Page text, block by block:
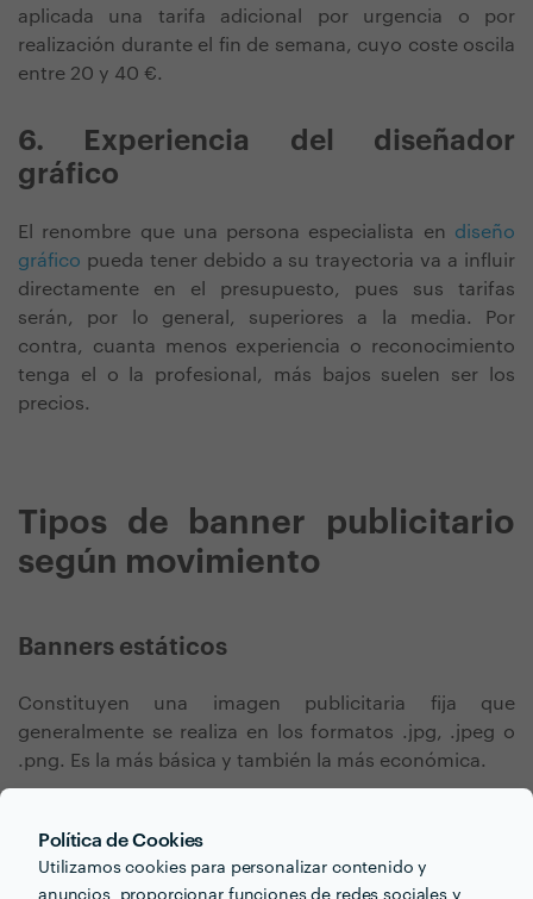
Política de Cookies
Utilizamos cookies para personalizar contenido y
anuncios, proporcionar funciones de redes sociales y
aplicada una tarifa adicional por urgencia o por
realización durante el fin de semana, cuyo coste oscila
entre 20 y 40 €.
6. Experiencia del diseñador
gráfico
El renombre que una persona especialista en diseño
gráfico pueda tener debido a su trayectoria va a influir
directamente en el presupuesto, pues sus tarifas
serán, por lo general, superiores a la media. Por
contra, cuanta menos experiencia o reconocimiento
tenga el o la profesional, más bajos suelen ser los
precios.
Tipos de banner publicitario
según movimiento
Banners estáticos
Constituyen una imagen publicitaria fija que
generalmente se realiza en los formatos .jpg, .jpeg o
.png. Es la más básica y también la más económica.
La animación es la solución publicitaria online